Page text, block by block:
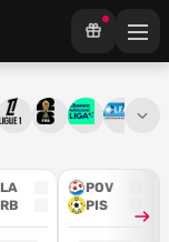
POV
PIS
A
Ligue 1Mistrovství světa
Chance3. ČFL